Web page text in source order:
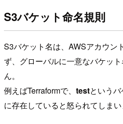
S3バケット命名規則
S3バケット名は、AWSアカウン
ず、グローバルに一意なバケッ
ん。
例えばTerraformで、 testという
に存在していると怒られてしまい